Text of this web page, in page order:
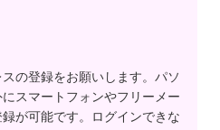
の登録をお願いします。パソ
スマートフォンやフリーメー
が可能です。ログインできな